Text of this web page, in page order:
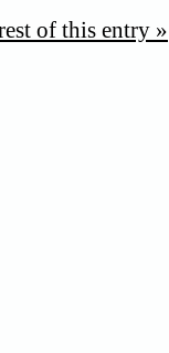
of this entry »